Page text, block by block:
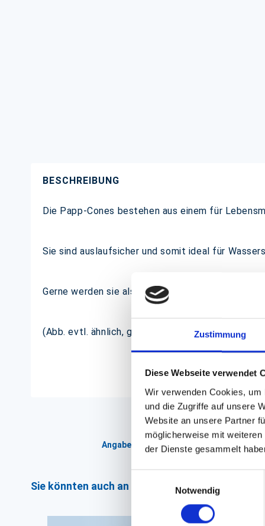
Zustimmung
Diese Webseite verwendet
Wir verwenden Cookies,
und die Zugriffe auf unsere
Website an unsere Partner
möglicherweise mit
der Dienste gesammelt
Notwendig
BESCHREIBUNG
Die Papp-Cones bestehen aus einem für
Sie sind auslaufsicher und somit ideal für
Gerne werden sie als Behälter für Pommes, aber
(Abb. evtl. ähnlich, ggf. ohne Dekoration)
Angaben zur Informationspflichten der
Sie könnten auch an folgenden Artikeln